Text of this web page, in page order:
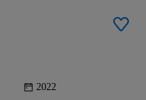
2022